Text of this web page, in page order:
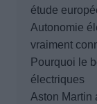
étude
Autonomie
vraiment
Pourquoi le
électriques
Aston Martin